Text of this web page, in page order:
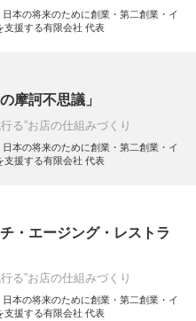
本の将来のために創業・第二創業・イ
支援する有限会社 代表
摩訶不思議」
る”お店の仕組みづくり
本の将来のために創業・第二創業・イ
支援する有限会社 代表
・エージング・レストラ
る”お店の仕組みづくり
本の将来のために創業・第二創業・イ
支援する有限会社 代表